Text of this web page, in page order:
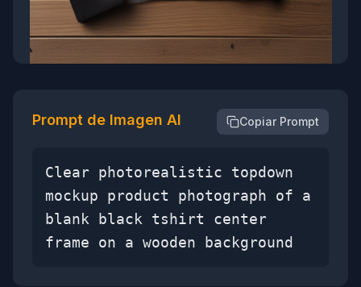
Prompt de Imagen AI Copiar Prompt
Clear photorealistic topdown
mockup product photograph of a
blank black tshirt center
frame on a wooden background